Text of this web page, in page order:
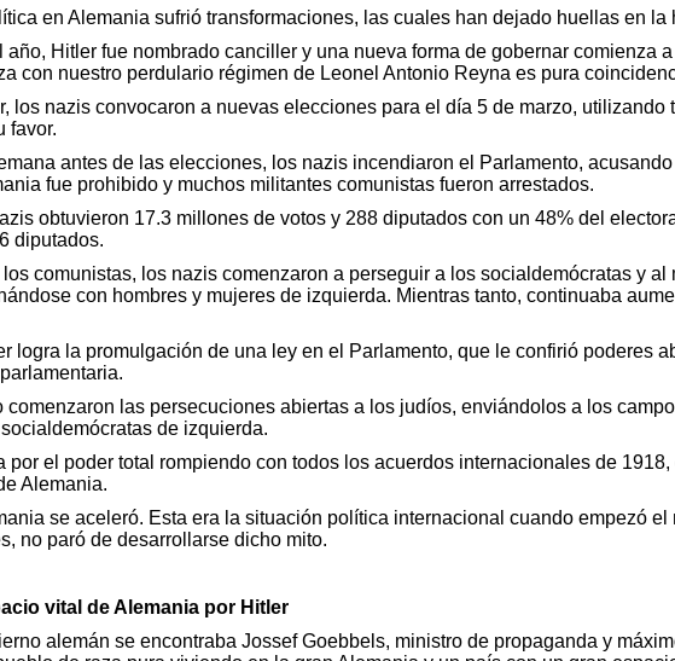
en Alemania sufrió transformaciones, las cuales han dejado huellas en la
año, Hitler fue nombrado canciller y una nueva forma de gobernar comienza
con nuestro perdulario régimen de Leonel Antonio Reyna es pura
los nazis convocaron a nuevas elecciones para el día 5 de marzo,
favor.
antes de las elecciones, los nazis incendiaron el Parlamento,
fue prohibido y muchos militantes comunistas fueron arrestados.
obtuvieron 17.3 millones de votos y 288 diputados con un 48% del
diputados.
comunistas, los nazis comenzaron a perseguir a los socialdemócratas y
con hombres y mujeres de izquierda. Mientras tanto, continuaba
logra la promulgación de una ley en el Parlamento, que le confirió poderes
comenzaron las persecuciones abiertas a los judíos, enviándolos a los
de izquierda.
por el poder total rompiendo con todos los acuerdos internacionales de
Alemania.
se aceleró. Esta era la situación política internacional cuando empezó
no paró de desarrollarse dicho mito.
vital de Alemania por Hitler
alemán se encontraba Jossef Goebbels, ministro de propaganda y